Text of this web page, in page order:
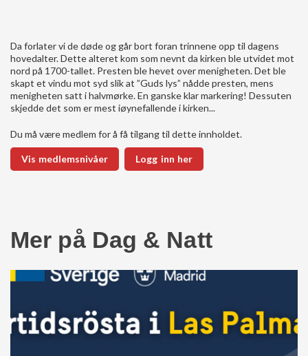
Da forlater vi de døde og går bort foran trinnene opp til dagens
hovedalter. Dette alteret kom som nevnt da kirken ble utvidet mot
nord på 1700-tallet. Presten ble hevet over menigheten. Det ble
skapt et vindu mot syd slik at ”Guds lys” nådde presten, mens
menigheten satt i halvmørke. En ganske klar markering! Dessuten
skjedde det som er mest iøynefallende i kirken...
Du må være medlem for å få tilgang til dette innholdet.
Vis medlemsnivåer Logg inn her
Mer på Dag & Natt